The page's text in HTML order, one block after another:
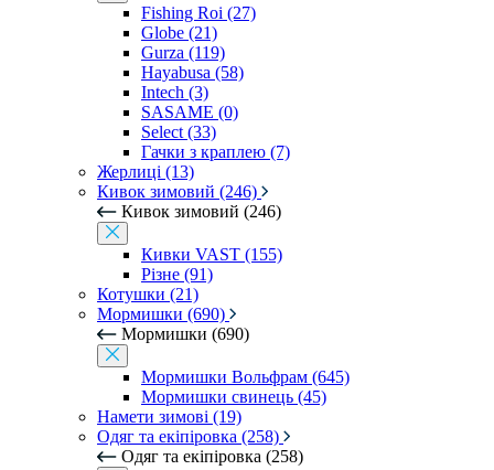
Fishing Roi (27)
Globe (21)
Gurza (119)
Hayabusa (58)
Intech (3)
SASAME (0)
Select (33)
Гачки з краплею (7)
Жерлиці (13)
Кивок зимовий (246)
Кивок зимовий (246)
Кивки VAST (155)
Різне (91)
Котушки (21)
Мормишки (690)
Мормишки (690)
Мормишки Вольфрам (645)
Мормишки свинець (45)
Намети зимові (19)
Одяг та екіпіровка (258)
Одяг та екіпіровка (258)